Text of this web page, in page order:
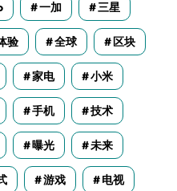
一加 三星
验 全球 区块
家电 小米
手机 技术
曝光 未来
游戏 电视